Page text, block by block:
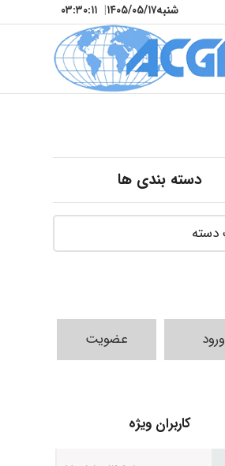
شنبه۱۴۰۵/۰۵/۱۷| ۰۳:۳۰:۱۳
دسته بندی ها
ورود عضویت
کاربران ویژه